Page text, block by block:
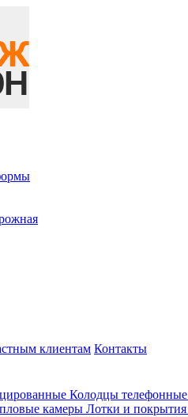
клиентам Контакты
Колодцы телефонные
камеры Лотки и покрытия